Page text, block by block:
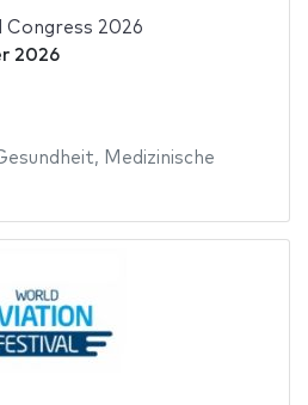
Congress 2026
2026
, Medizinische